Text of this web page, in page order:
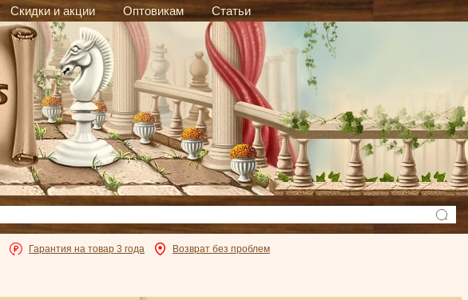
Скидки и акции Оптовикам Статьи
Гарантия на товар 3 года Возврат без проблем